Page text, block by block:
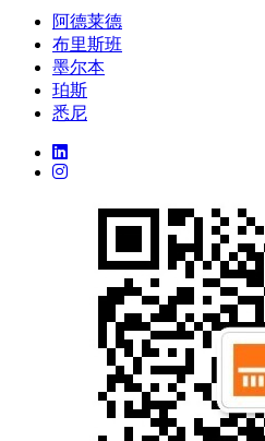
阿德莱德
布里斯班
墨尔本
珀斯
悉尼